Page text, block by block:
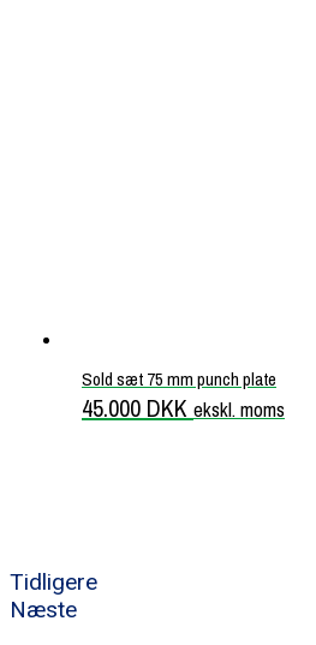
Sold sæt 75 mm punch plate
45.000 DKK ekskl. moms
Tidligere
Næste